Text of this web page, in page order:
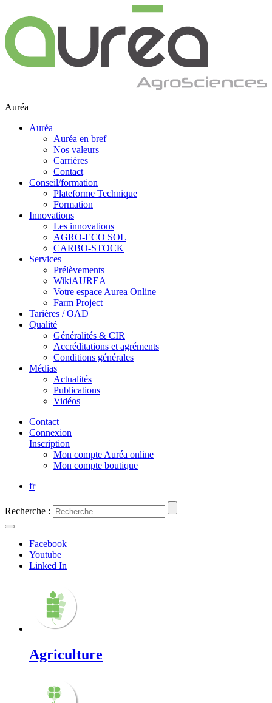
Auréa
Auréa
Auréa en bref
Nos valeurs
Carrières
Contact
Conseil/formation
Plateforme Technique
Formation
Innovations
Les innovations
AGRO-ECO SOL
CARBO-STOCK
Services
Prélèvements
WikiAUREA
Votre espace Aurea Online
Farm Project
Tarières / OAD
Qualité
Généralités & CIR
Accréditations et agréments
Conditions générales
Médias
Actualités
Publications
Vidéos
Contact
Connexion
Inscription
Mon compte Auréa online
Mon compte boutique
fr
Recherche :
Facebook
Youtube
Linked In
Agriculture